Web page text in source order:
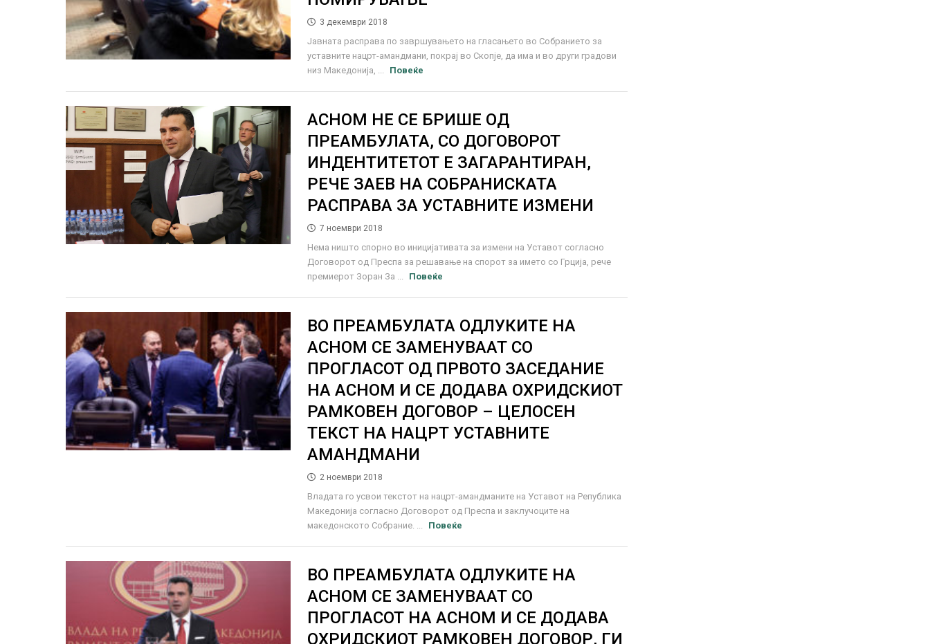
3 декември 2018
Јавната расправа по завршувањето на гласањето во Собранието за
уставните нацрт-амандмани, покрај во Скопје, да има и во други градови
низ Македонија, ...
Повеќе
АСНОМ НЕ СЕ БРИШЕ ОД
ПРЕАМБУЛАТА, СО ДОГОВОРОТ
ИНДЕНТИТЕТОТ Е ЗАГАРАНТИРАН,
РЕЧЕ ЗАЕВ НА СОБРАНИСКАТА
РАСПРАВА ЗА УСТАВНИТЕ ИЗМЕНИ
7 ноември 2018
Нема ништо спорно во иницијативата за измени на Уставот согласно
Договорот од Преспа за решавање на спорот за името со Грција, рече
премиерот Зоран За ...
Повеќе
ВО ПРЕАМБУЛАТА ОДЛУКИТЕ НА
АСНОМ СЕ ЗАМЕНУВААТ СО
ПРОГЛАСОТ ОД ПРВОТО ЗАСЕДАНИЕ
НА АСНОМ И СЕ ДОДАВА ОХРИДСКИОТ
РАМКОВЕН ДОГОВОР – ЦЕЛОСЕН
ТЕКСТ НА НАЦРТ УСТАВНИТЕ
АМАНДМАНИ
2 ноември 2018
Владата го усвои текстот на нацрт-амандманите на Уставот на Република
Македонија согласно Договорот од Преспа и заклучоците на
македонското Собрание. ...
Повеќе
ВО ПРЕАМБУЛАТА ОДЛУКИТЕ НА
АСНОМ СЕ ЗАМЕНУВААТ СО
ПРОГЛАСОТ НА АСНОМ И СЕ ДОДАВА
ОХРИДСКИОТ РАМКОВЕН ДОГОВОР, ГИ